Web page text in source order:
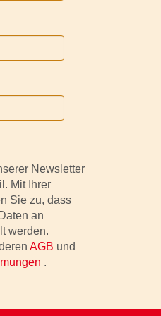
Newsletter
Mit Ihrer
Sie zu, dass
an
werden.
AGB und
.